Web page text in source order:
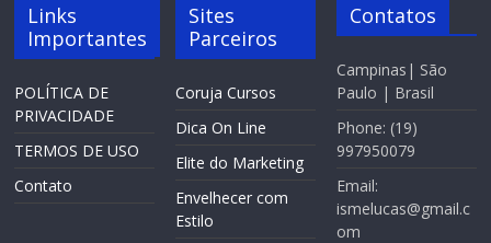
Links
Importantes
POLÍTICA DE
PRIVACIDADE
TERMOS DE USO
Contato
Sites
Parceiros
Coruja Cursos
Dica On Line
Elite do Marketing
Envelhecer com
Estilo
Contatos
Campinas| São
Paulo | Brasil
Phone: (19)
997950079
Email:
ismelucas@gmail.c
om